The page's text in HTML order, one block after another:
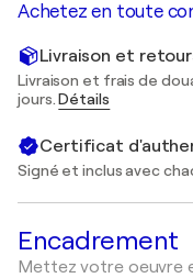
Achetez en toute
Livraison et
Livraison et frais de
jours.Détails
Certificat
Signé et inclus avec
Encadrement
Mettez votre oeuvre